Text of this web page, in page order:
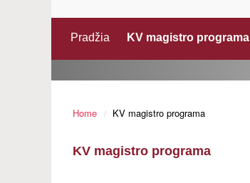
Pradžia KV magistro programa
Home KV magistro programa
KV magistro programa